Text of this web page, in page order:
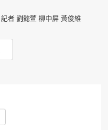
記者 劉懿萱 柳中屏 黃俊維